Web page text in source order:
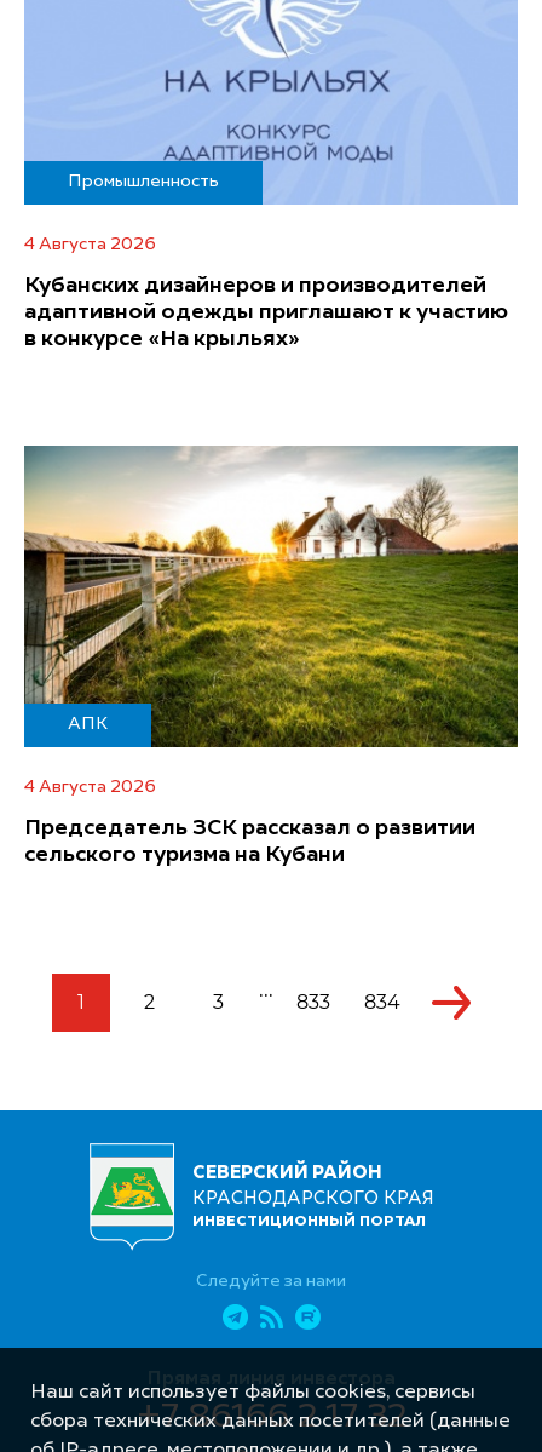
Промышленность
4 Августа 2026
Кубанских дизайнеров и производителей
адаптивной одежды приглашают к участию
в конкурсе «На крыльях»
АПК
4 Августа 2026
Председатель ЗСК рассказал о развитии
сельского туризма на Кубани
1 2 3 ... 833 834
СЕВЕРСКИЙ РАЙОН
КРАСНОДАРСКОГО КРАЯ
ИНВЕСТИЦИОННЫЙ ПОРТАЛ
Следуйте за нами
Прямая линия инвестора
+7 86166 2 17 32
Наш сайт использует файлы cookies, сервисы
сбора технических данных посетителей (данные